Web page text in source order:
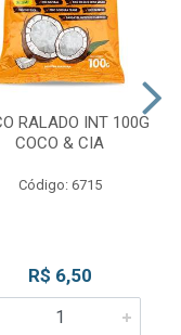
RALADO INT 100G
COCO & CIA
Código: 6715
R$ 6,50